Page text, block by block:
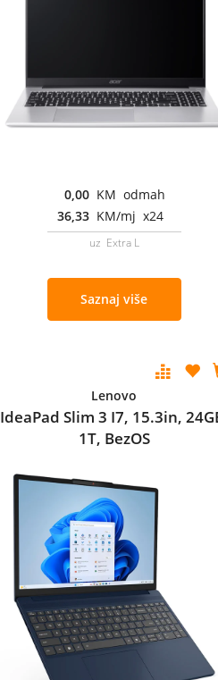
0,00 KM odmah
36,33 KM/mj x24
uz Extra L
Saznaj više
Lenovo
IdeaPad Slim 3 I7, 15.3in,
1T, BezOS